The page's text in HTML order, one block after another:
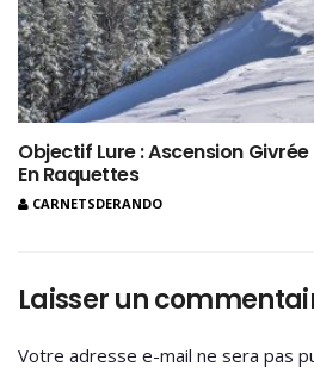
Objectif Lure : Ascension
En Raquettes
CARNETSDERANDO
Laisser un
Votre adresse e-mail ne sera pas